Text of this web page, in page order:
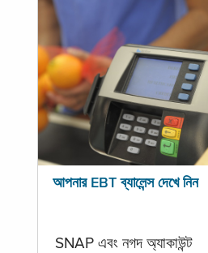
আপনার EBT ব্যালেন্স দেখে নিন
SNAP এবং নগদ অ্যাকাউন্ট